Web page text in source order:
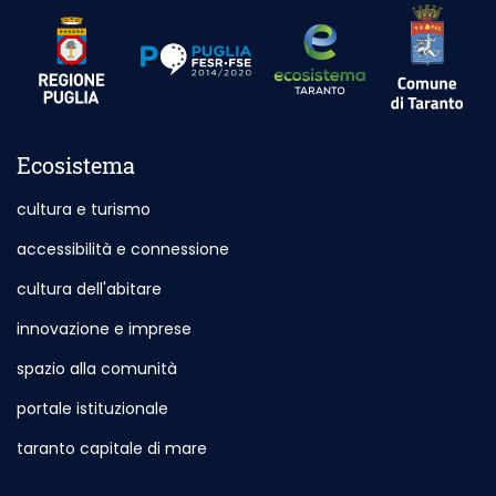
Sito esterno - Apertura in nuova scheda
Sito esterno - Apertura in nuova scheda
Sito
Ecosistema
cultura e turismo
accessibilità e connessione
cultura dell'abitare
innovazione e imprese
spazio alla comunità
portale istituzionale
taranto capitale di mare